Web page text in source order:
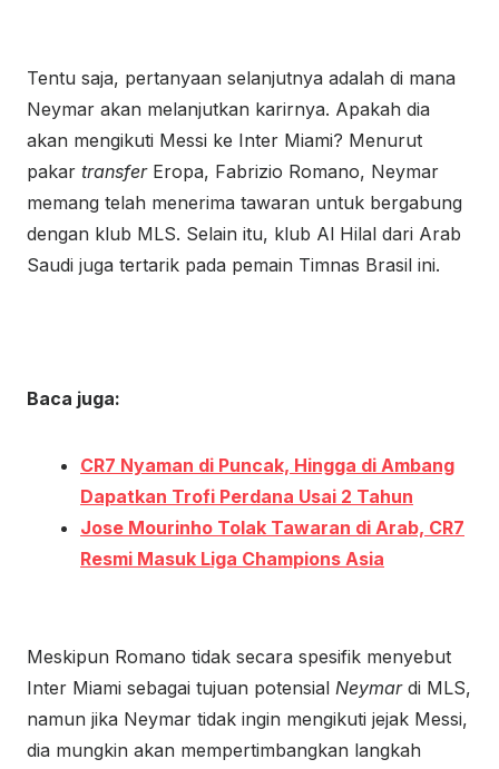
Tentu saja, pertanyaan selanjutnya adalah di mana
Neymar akan melanjutkan karirnya. Apakah dia
akan mengikuti Messi ke Inter Miami? Menurut
pakar transfer Eropa, Fabrizio Romano, Neymar
memang telah menerima tawaran untuk bergabung
dengan klub MLS. Selain itu, klub Al Hilal dari Arab
Saudi juga tertarik pada pemain Timnas Brasil ini.
Baca juga:
CR7 Nyaman di Puncak, Hingga di Ambang
Dapatkan Trofi Perdana Usai 2 Tahun
Jose Mourinho Tolak Tawaran di Arab, CR7
Resmi Masuk Liga Champions Asia
Meskipun Romano tidak secara spesifik menyebut
Inter Miami sebagai tujuan potensial Neymar di MLS,
namun jika Neymar tidak ingin mengikuti jejak Messi,
dia mungkin akan mempertimbangkan langkah